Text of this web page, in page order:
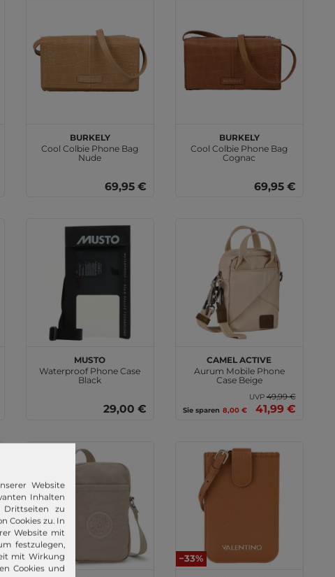
BURKELY
Cool Colbie Phone Bag
Nude
69,95 €
BURKELY
Cool Colbie Phone Bag
Cognac
69,95 €
MUSTO
Waterproof Phone Case
Black
29,00 €
camel active
Aurum Mobile Phone
Case Beige
UVP49,99 €
41,99 €
Sie sparen 8,00 €
−33%
Website
Inhalten
zu
Cookies zu. In
Website mit
festzulegen,
mit Wirkung
Cookies und